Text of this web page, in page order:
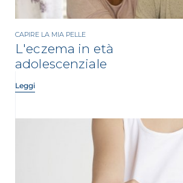
CAPIRE LA MIA PELLE
L'eczema in età
adolescenziale
Leggi